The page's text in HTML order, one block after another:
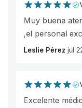
Muy buena
,el personal
Leslie Pérez jul
Excelente